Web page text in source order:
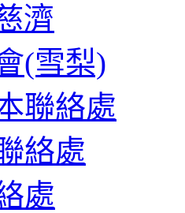
濟
(雪梨)
聯絡處
絡處
處